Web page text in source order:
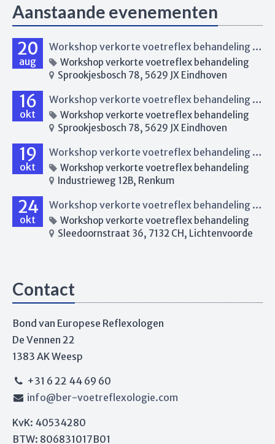
Aanstaande evenementen
20
aug
Workshop verkorte voetreflex behandeling Eindhoven
Workshop verkorte voetreflex behandeling
Sprookjesbosch 78, 5629 JX Eindhoven
16
okt
Workshop verkorte voetreflex behandeling Eindhoven
Workshop verkorte voetreflex behandeling
Sprookjesbosch 78, 5629 JX Eindhoven
19
okt
Workshop verkorte voetreflex behandeling Renkum
Workshop verkorte voetreflex behandeling
Industrieweg 12B, Renkum
24
okt
Workshop verkorte voetreflex behandeling Lichtenvoorde
Workshop verkorte voetreflex behandeling
Sleedoornstraat 36, 7132 CH, Lichtenvoorde
Contact
Bond van Europese Reflexologen
De Vennen 22
1383 AK Weesp
+31 6 22 44 69 60
info@ber-voetreflexologie.com
KvK: 40534280
BTW: 806831017B01